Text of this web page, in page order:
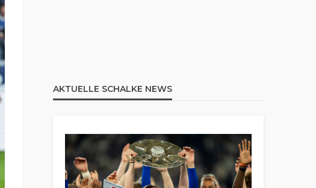
AKTUELLE SCHALKE NEWS